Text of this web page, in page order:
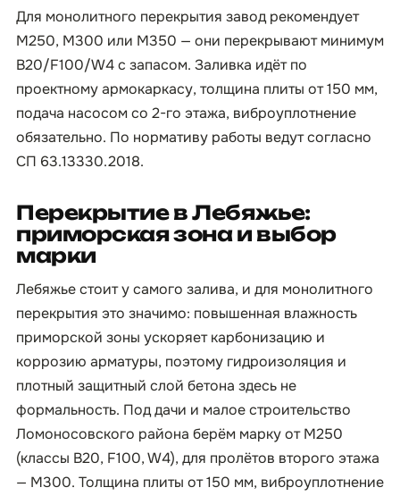
Для монолитного перекрытия завод рекомендует
М250, М300 или М350 — они перекрывают минимум
B20/F100/W4 с запасом. Заливка идёт по
проектному армокаркасу, толщина плиты от 150 мм,
подача насосом со 2-го этажа, виброуплотнение
обязательно. По нормативу работы ведут согласно
СП 63.13330.2018.
Перекрытие в Лебяжье:
приморская зона и выбор
марки
Лебяжье стоит у самого залива, и для монолитного
перекрытия это значимо: повышенная влажность
приморской зоны ускоряет карбонизацию и
коррозию арматуры, поэтому гидроизоляция и
плотный защитный слой бетона здесь не
формальность. Под дачи и малое строительство
Ломоносовского района берём марку от М250
(классы В20, F100, W4), для пролётов второго этажа
— М300. Толщина плиты от 150 мм, виброуплотнение